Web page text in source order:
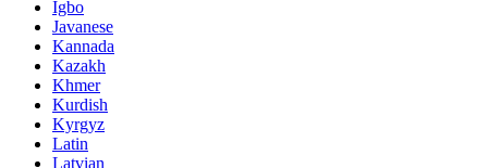
Igbo
Javanese
Kannada
Kazakh
Khmer
Kurdish
Kyrgyz
Latin
Latvian